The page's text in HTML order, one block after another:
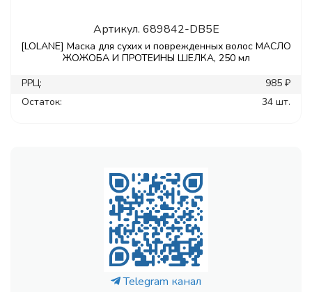
Артикул. 689842-DB5E
[LOLANE] Маска для сухих и поврежденных волос МАСЛО
ЖОЖОБА И ПРОТЕИНЫ ШЕЛКА, 250 мл
РРЦ:
985 ₽
Остаток:
34 шт.
Telegram канал